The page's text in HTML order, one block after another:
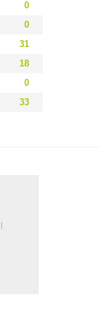
0
0
31
18
0
33